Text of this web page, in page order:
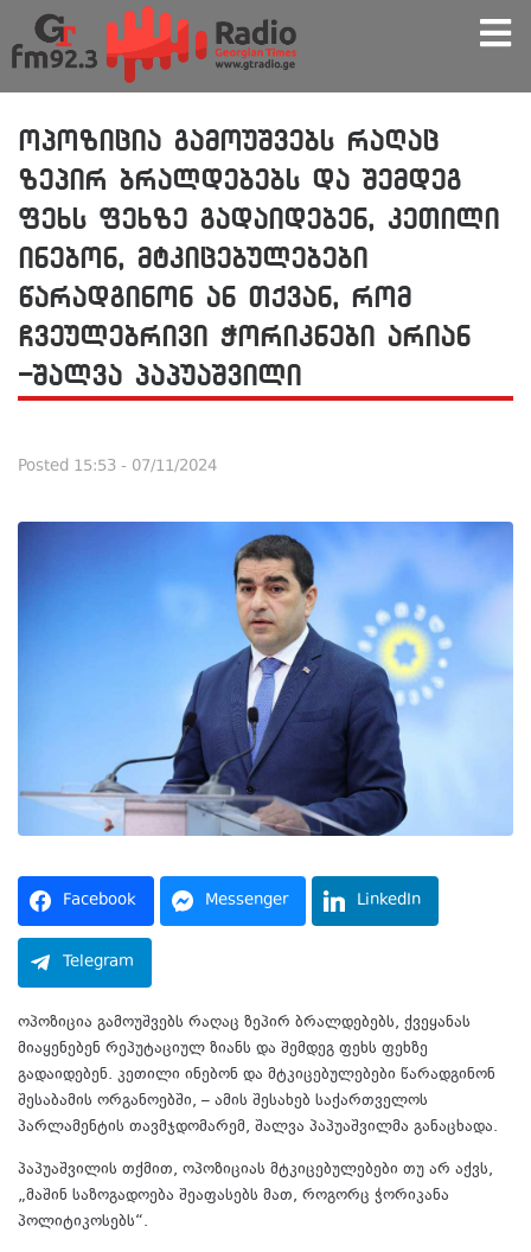
ოპოზიცია გამოუშვებს რაღაც
ზეპირ ბრალდებებს და შემდეგ
ფეხს ფეხზე გადაიდებენ, კეთილი
ინებონ, მტკიცებულებები
წარადგინონ ან თქვან, რომ
ჩვეულებრივი ჭორიკნები არიან
-შალვა პაპუაშვილი
Posted 15:53 - 07/11/2024
Facebook Messenger LinkedIn
Telegram
ოპოზიცია გამოუშვებს რაღაც ზეპირ ბრალდებებს, ქვეყანას
მიაყენებენ რეპუტაციულ ზიანს და შემდეგ ფეხს ფეხზე
გადაიდებენ. კეთილი ინებონ და მტკიცებულებები წარადგინონ
შესაბამის ორგანოებში, – ამის შესახებ საქართველოს
პარლამენტის თავმჯდომარემ, შალვა პაპუაშვილმა განაცხადა.
პაპუაშვილის თქმით, ოპოზიციას მტკიცებულებები თუ არ აქვს,
„მაშინ საზოგადოება შეაფასებს მათ, როგორც ჭორიკანა
პოლიტიკოსებს“.